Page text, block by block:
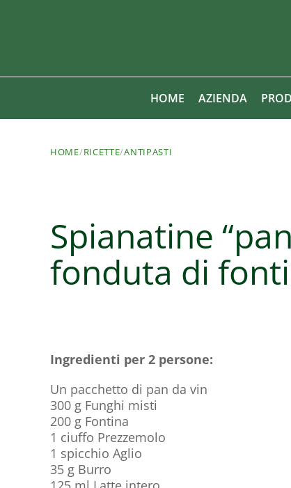
HOME AZIENDA
HOME/RICETTE/ANTIPASTI
Spianatine
fonduta di
Ingredienti per 2 persone:
Un pacchetto di pan da vin
300 g Funghi misti
200 g Fontina
1 ciuffo Prezzemolo
1 spicchio Aglio
35 g Burro